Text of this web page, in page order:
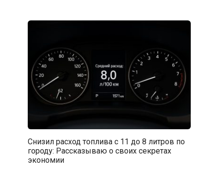
Снизил расход топлива с 11 до 8 литров по
городу: Рассказываю о своих секретах
экономии